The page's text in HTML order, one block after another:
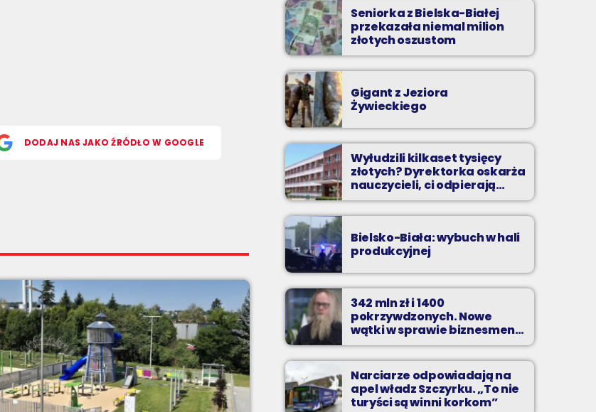
DODAJ NAS JAKO ŹRÓDŁO W GOOGLE
Seniorka z Bielska-Białej
przekazała niemal milion
złotych oszustom
Gigant z Jeziora
Żywieckiego
Wyłudzili kilkaset tysięcy
złotych? Dyrektorka oskarża
nauczycieli, ci odpierają
zarzuty
Bielsko-Biała: wybuch w hali
produkcyjnej
342 mln zł i 1400
pokrzywdzonych. Nowe
wątki w sprawie biznesmena
z Bielska-Białej
Narciarze odpowiadają na
apel władz Szczyrku. „To nie
turyści są winni korkom”